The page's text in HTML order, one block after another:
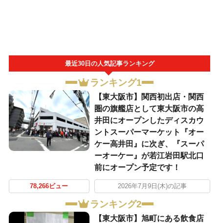
最近30日の人気記事ランキング
ランキング1
【東大阪市】関西初出店・関西
圏の旗艦店として東大阪市の高
井田にオープンしたディスカウ
ントスーパーマーケット『オー
ケー高井田』に次ぎ、『スーパ
ーオーケー』が若江岩田駅北口
前にオープン予定です！
78,266ビュー 2026年7月9日(木)の記事
ランキング2
【東大阪市】旭町にある飲食店